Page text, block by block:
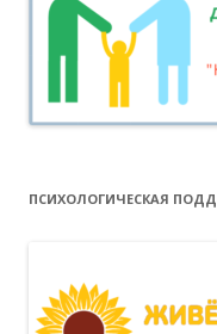
ПСИХОЛОГИЧЕСКАЯ